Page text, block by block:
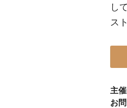
し
ス
主
お